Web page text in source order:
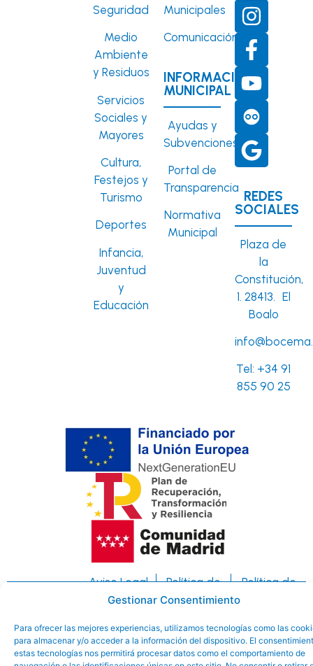
Gestionar Consentimiento
Para ofrecer las mejores experiencias, utilizamos tecnologías como las
para almacenar y/o acceder a la información del dispositivo. El
estas tecnologías nos permitirá procesar datos como el comportamiento de
Seguridad
Medio
Ambiente
y Residuos
Servicios
Sociales y
Mayores
Cultura,
Festejos y
Turismo
Deportes
Infancia,
Juventud
y
Educación
Municipales
Comunicación
INFORMACIÓN
MUNICIPAL
Ayudas y
Subvenciones
Portal de
Transparencia
Normativa
Municipal
REDES
SOCIALES
Plaza de
la
Constitución,
1. 28413. El
Boalo
Tel: +34 91
855 90 25
Cerceda y
Mataelpino
Aviso Legal
Política de
privacidad
Política de